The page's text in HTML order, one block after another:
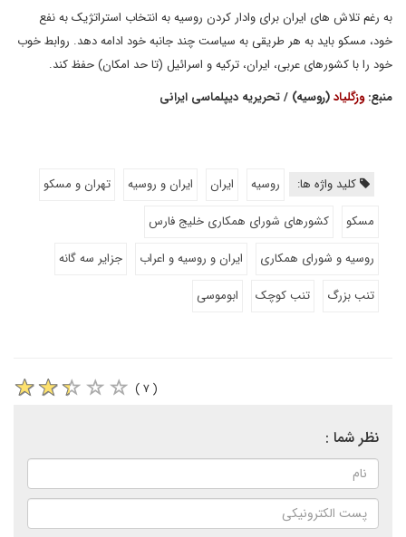
به رغم تلاش های ایران برای وادار کردن روسیه به انتخاب استراتژیک به نفع
خود، مسکو باید به هر طریقی به سیاست چند جانبه خود ادامه دهد. روابط خوب
خود را با کشورهای عربی، ایران، ترکیه و اسرائیل (تا حد امکان) حفظ کند.
منبع:وزگلیاد(روسیه) / تحریریه دیپلماسی ایرانی
کلید واژه ها: روسیه ایران ایران و روسیه
تهران و مسکو
مسکو
کشورهای شورای همکاری خلیج فارس
روسیه و شورای همکاری
ایران و روسیه و اعراب
جزایر سه گانه
تنب بزرگ
تنب کوچک ابوموسی
( ۷ )
نظر شما :